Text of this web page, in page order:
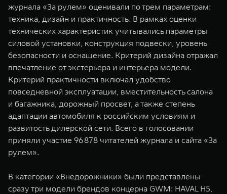
WEY 80
Масштаб возможностей
от 6 449 000 ₽
Масштаб
от 8 099
журнала «За рулем» оценивали по трем параметрам:
техника, дизайн и практичность. В рамках оценки
технических характеристик учитывались параметры
силовой установки, конструкция подвески, уровень
безопасности и оснащение. Критерий дизайна отражал
впечатление от экстерьера и интерьера модели.
Критерий практичности включал удобство
повседневной эксплуатации, вместительность салона
и багажника, дорожный просвет, а также степень
адаптации автомобиля к российским условиям и
развитость дилерской сети. Всего в голосовании
приняли участие 96 878 читателей журнала и сайта «За
рулем».
В категории «Внедорожники» были представлены
сразу три модели брендов концерна GWM: HAVAL H5,